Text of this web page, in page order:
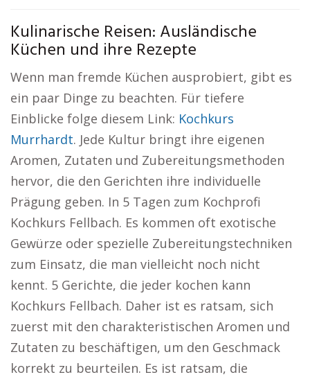
Kulinarische Reisen: Ausländische
Küchen und ihre Rezepte
Wenn man fremde Küchen ausprobiert, gibt es
ein paar Dinge zu beachten. Für tiefere
Einblicke folge diesem Link: Kochkurs
Murrhardt. Jede Kultur bringt ihre eigenen
Aromen, Zutaten und Zubereitungsmethoden
hervor, die den Gerichten ihre individuelle
Prägung geben. In 5 Tagen zum Kochprofi
Kochkurs Fellbach. Es kommen oft exotische
Gewürze oder spezielle Zubereitungstechniken
zum Einsatz, die man vielleicht noch nicht
kennt. 5 Gerichte, die jeder kochen kann
Kochkurs Fellbach. Daher ist es ratsam, sich
zuerst mit den charakteristischen Aromen und
Zutaten zu beschäftigen, um den Geschmack
korrekt zu beurteilen. Es ist ratsam, die